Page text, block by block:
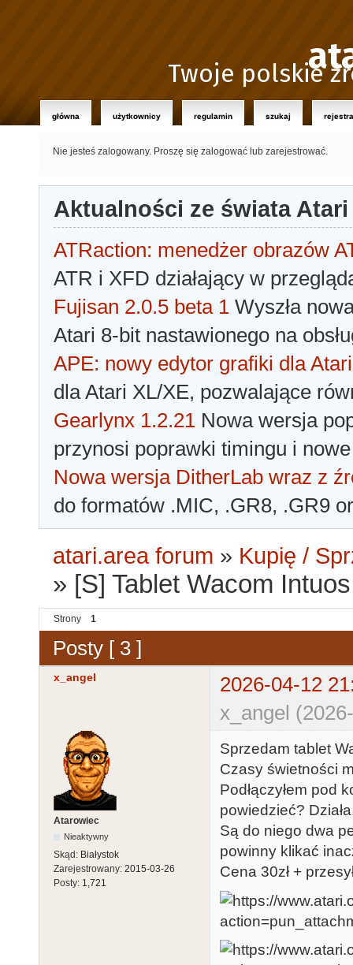
Twoje polskie
główna użytkownicy regulamin szukaj
Nie jesteś zalogowany. Proszę się zalogować lub zarejestrować.
Aktualności ze świata Atari
ATRaction: menedżer obrazów
ATR i XFD działający w
Fujisan 2.0.5 beta 1 Wyszła
Atari 8-bit nastawionego na
APE: nowy edytor grafiki dla Atari
dla Atari XL/XE, pozwalające
Gearlynx 1.2.21 Nowa wersja
przynosi poprawki timingu i
Nowa wersja DitherLab wraz z
do formatów .MIC, .GR8, .GR9
atari.area forum » Kupię /
» [S] Tablet Wacom
Strony 1
Posty [ 3 ]
x_angel
2026-04-12
x_angel
Atarowiec
Nieaktywny
Skąd: Białystok
Zarejestrowany: 2015-03-26
Posty: 1,721
Sprzedam tablet
Czasy świetności
Podłączyłem pod
powiedzieć?
Są do niego dwa
powinny klikać
Cena 30zł +